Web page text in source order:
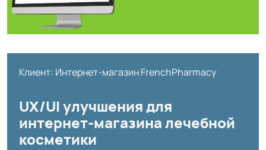
Клиент: Интернет-магазин FrenchPharmacy
UX/UI улучшения для
интернет-магазина лечебной
косметики